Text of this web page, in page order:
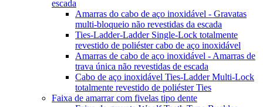
escada
Amarras do cabo de aço inoxidável - Gravatas
multi-bloqueio não revestidas da escada
Ties-Ladder-Ladder Single-Lock totalmente
revestido de poliéster cabo de aço inoxidável
Amarras de cabo de aço inoxidável - Amarras de
trava única não revestidas de escada
Cabo de aço inoxidável Ties-Ladder Multi-Lock
totalmente revestido de poliéster Ties
Faixa de amarrar com fivelas tipo dente